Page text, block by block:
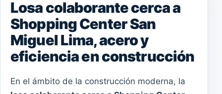
Losa colaborante cerca a
Shopping Center San
Miguel Lima, acero y
eficiencia en construcción
En el ámbito de la construcción moderna, la